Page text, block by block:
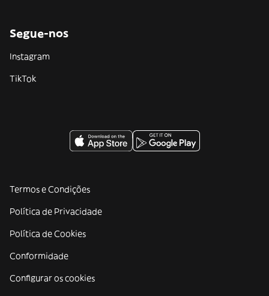
Segue-nos
Instagram
TikTok
Termos e Condições
Política de Privacidade
Política de Cookies
Conformidade
Configurar os cookies